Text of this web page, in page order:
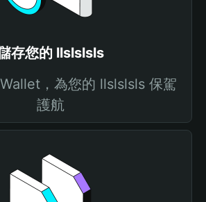
存您的 llslslsls
，為您的 llslslsls 保駕
護航